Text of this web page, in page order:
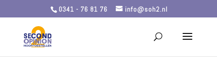
0341 - 76 81 76 info@soh2.nl